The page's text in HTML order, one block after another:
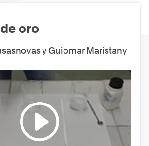
oro
y Guiomar Maristany